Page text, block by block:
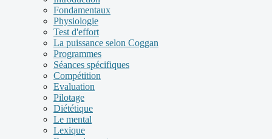
Fondamentaux
Physiologie
Test d'effort
La puissance selon Coggan
Programmes
Séances spécifiques
Compétition
Evaluation
Pilotage
Diététique
Le mental
Lexique